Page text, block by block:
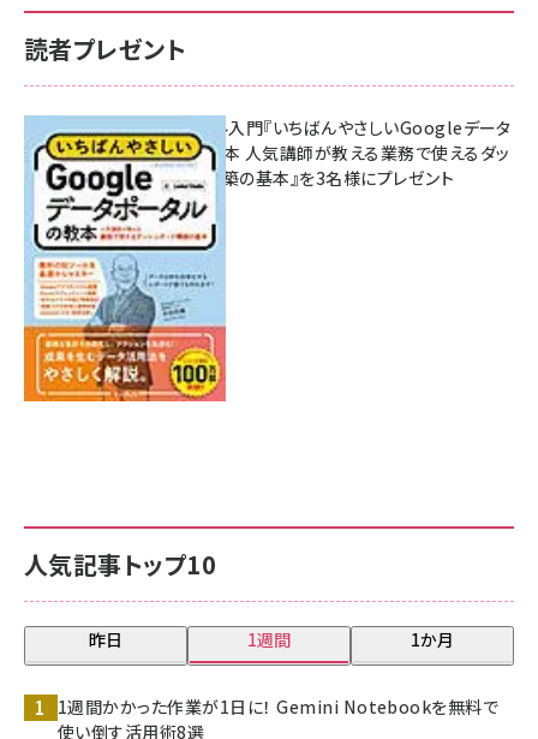
人気記事トップ10
昨日 1週間 1か月
1週間かかった作業が1日に！ Gemini Notebookを無料で
使い倒す活用術8選
読者プレゼント
無料BIツール入門『いちばんやさしいGoogleデータ
ポータルの教本 人気講師が教える業務で使えるダッ
シュボード構築の基本』を3名様にプレゼント
7月31日 10:00